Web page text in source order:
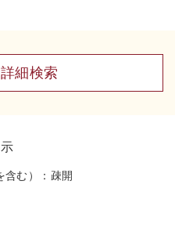
細検索
む）： 疎開